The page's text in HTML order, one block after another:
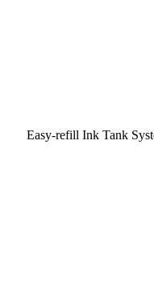
‎Easy‎-‎refill Ink Tank